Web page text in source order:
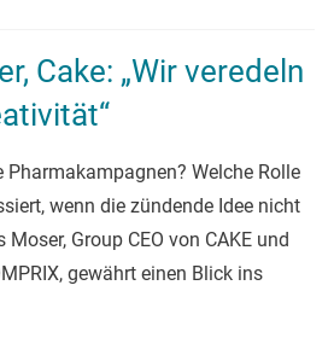
Cake: „Wir veredeln
Pharmakampagnen? Welche Rolle
wenn die zündende Idee nicht
Group CEO von CAKE und
gewährt einen Blick ins